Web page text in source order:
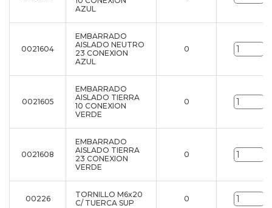
AZUL
0021604
EMBARRADO
AISLADO NEUTRO
23 CONEXION
AZUL
0
0021605
EMBARRADO
AISLADO TIERRA
10 CONEXION
VERDE
0
0021608
EMBARRADO
AISLADO TIERRA
23 CONEXION
VERDE
0
00226
TORNILLO M6x20
C/ TUERCA SUP
0